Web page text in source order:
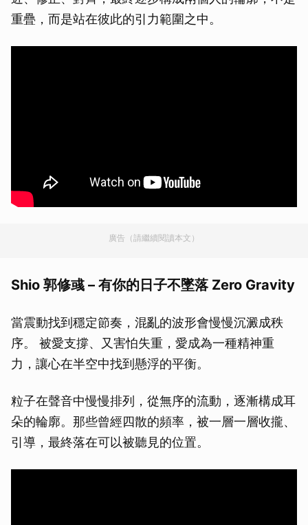
重疊，而是站在彼此的引力範圍之中。
廣告（請繼續閱讀本文）
Shio 郭修彧 – 有你的日子不墜落 Zero Gravity
當震動找到穩定節奏，混亂的波形會慢慢沉澱成秩
序。 被愛支撐、又害怕失重，愛成為一種精神重
力，讓心在半空中找到懸浮的平衡。
粒子在聲音中慢慢排列，從無序的流動，逐漸構成耳
朵的輪廓。那些曾經四散的頻率，被一層一層收攏、
引導，最終落在可以被聽見的位置。